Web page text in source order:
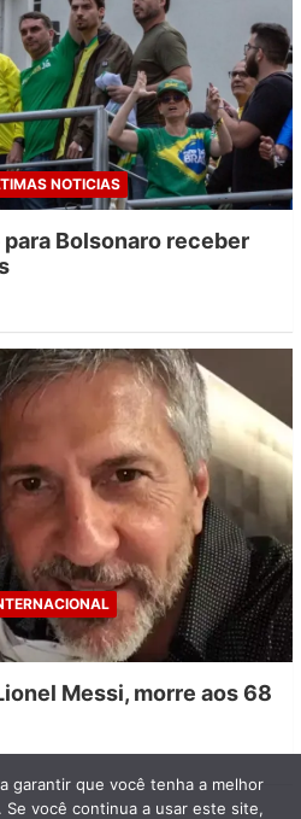
NOTICIAS
Bolsonaro receber
Messi, morre aos 68
garantir que você tenha a melhor
você continua a usar este site,